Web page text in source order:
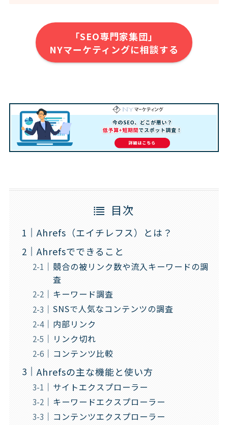
「SEO専門家集団」
NYマーケティングに相談する
目次
Ahrefs（エイチレフス）とは？
Ahrefsでできること
競合の被リンク数や流入キーワードの調
査
キーワード調査
SNSで人気なコンテンツの調査
内部リンク
リンク切れ
コンテンツ比較
Ahrefsの主な機能と使い方
サイトエクスプローラー
キーワードエクスプローラー
コンテンツエクスプローラー